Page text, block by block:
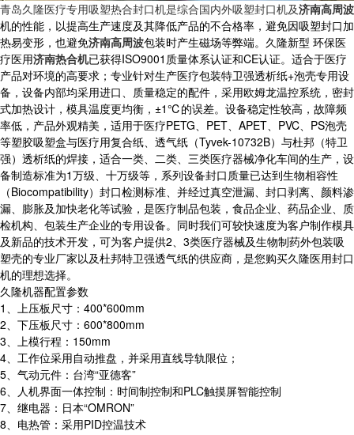
青岛久隆医疗专用吸塑热合封口机是综合国内外吸塑封口机及济南高周波
机的性能，以提高生产速度及其降低产品的不合格率，避免因吸塑封口加
热易变形，也避免济南高周波包装时产生磁场等弊端。久隆新型 环保医
疗医用济南热合机已获得ISO9001质量体系认证和CE认证。适合于医疗
产品对环境的高要求；专业针对生产医疗包装特卫强透析纸+泡壳专用设
备，设备内部均采用进口、质量稳定的配件，采用欧姆龙温控系统，密封
式加热设计，模具温度更均衡，±1℃的误差。设备稳定性较高，故障频
率低，产品外观精美，适用于医疗PETG、PET、APET、PVC、PS泡壳
等塑胶吸塑盒与医疗用复合纸、透气纸（Tyvek-10732B）与杜邦（特卫
强）透析纸的焊接，适合一类、二类、三类医疗器械净化车间的生产，设
备制造标准为1万级、十万级等，系列设备封口质量已达到生物相容性
（Biocompatibility）封口检测标准、并经过真空泄漏、封口剥离、颜料渗
漏、膨胀及加快老化等试验，是医疗制品包装，食品企业、药品企业、质
检机构、包装生产企业的专用设备。同时我们可较快速度为客户制作模具
及新品的技术开发，可为客户提供2、3类医疗器械及生物制药外包装吸
塑壳的专业厂家以及杜邦特卫强透气纸的供应商，是您购买久隆医用封口
机的理想选择。
久隆机器配置参数
1、上压板尺寸：400*600mm
2、下压板尺寸：600*800mm
3、上模行程：150mm
4、工作位采用自动推盘，并采用直线导轨限位；
5、气动元件：台湾“亚德客”
6、人机界面一体控制：时间制控制和PLC触摸屏智能控制
7、继电器：日本“OMRON”
8、电热管：采用PID控温技术